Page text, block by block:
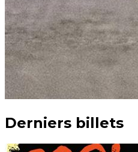
Derniers billets